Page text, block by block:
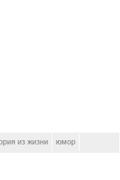
из жизни юмор